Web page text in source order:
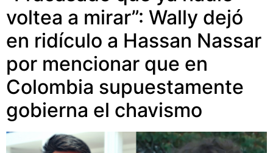
voltea a mirar”: Wally dejó
en ridículo a Hassan Nassar
por mencionar que en
Colombia supuestamente
gobierna el chavismo